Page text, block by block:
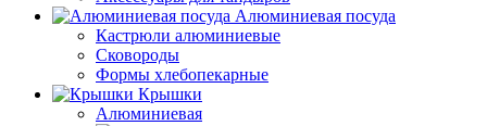
Алюминиевая посуда
Кастрюли алюминиевые
Сковороды
Формы хлебопекарные
Крышки
Алюминиевая